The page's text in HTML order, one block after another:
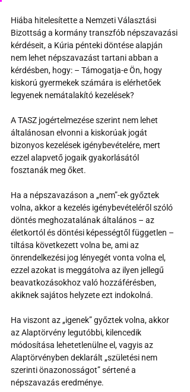
Hiába hitelesítette a Nemzeti Választási
Bizottság a kormány transzfób népszavazási
kérdéseit, a Kúria pénteki döntése alapján
nem lehet népszavazást tartani abban a
kérdésben, hogy: – Támogatja-e Ön, hogy
kiskorú gyermekek számára is elérhetőek
legyenek nemátalakító kezelések?
A TASZ jogértelmezése szerint nem lehet
általánosan elvonni a kiskorúak jogát
bizonyos kezelések igénybevételére, mert
ezzel alapvető jogaik gyakorlásától
fosztanák meg őket.
Ha a népszavazáson a „nem”-ek győztek
volna, akkor a kezelés igénybevételéről szóló
döntés meghozatalának általános – az
életkortól és döntési képességtől független –
tiltása következett volna be, ami az
önrendelkezési jog lényegét vonta volna el,
ezzel azokat is meggátolva az ilyen jellegű
beavatkozásokhoz való hozzáférésben,
akiknek sajátos helyzete ezt indokolná.
Ha viszont az „igenek” győztek volna, akkor
az Alaptörvény legutóbbi, kilencedik
módosítása lehetetlenülne el, vagyis az
Alaptörvényben deklarált „születési nem
szerinti önazonosságot” sértené a
népszavazás eredménye.